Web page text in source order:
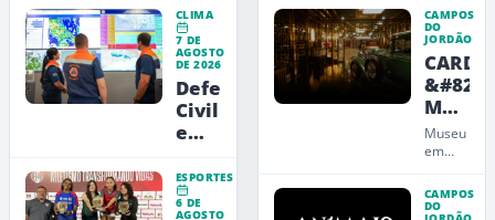
CLIMA
7 DE
AGOSTO
DE 2026
Defesa
Civil
emite
vermelho
para
ESPORTES
6 DE
AGOSTO
CAMPOS
DO
JORDÃO
CARDE
Museu
de
Arte,
e
Museu
em
do
Jordão
CAMPOS
DO